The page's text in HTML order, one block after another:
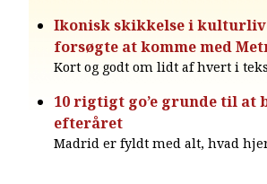
Ikonisk skikkelse i
forsøgte at komme med
Kort og godt om lidt af hvert i
10 rigtigt go’e grunde til at
efteråret
Madrid er fyldt med alt, hvad